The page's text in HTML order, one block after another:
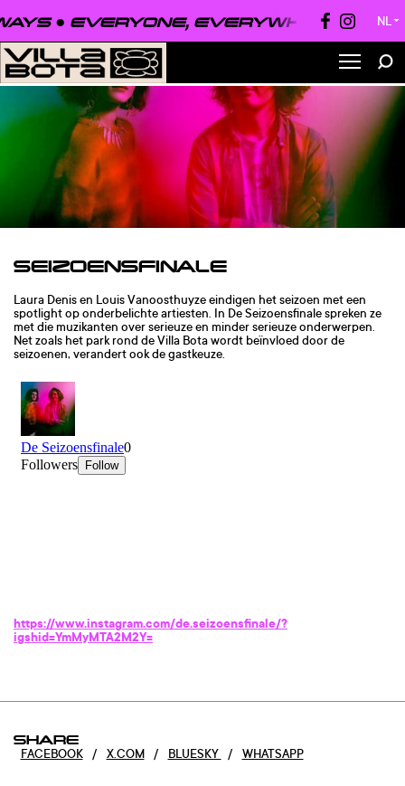
● EVERYONE, EVERYWHERE, NL ▼
SEIZOENSFINALE
Laura Denis en Louis Vanoosthuyze eindigen het seizoen met een
spotlight op onderbelichte artiesten. In De Seizoensfinale spreken ze
met die muzikanten over serieuze en minder serieuze onderwerpen.
Net zoals het park rond de Villa Bota wordt beïnvloed door de
seizoenen, verandert ook de gastkeuze.
https://www.instagram.com/de.seizoensfinale/?
igshid=YmMyMTA2M2Y=
SHARE
FACEBOOK / X.COM / BLUESKY / WHATSAPP